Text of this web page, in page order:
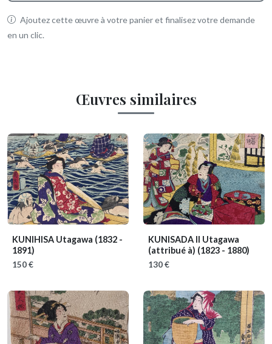
Ajoutez cette œuvre à votre panier et finalisez votre demande
en un clic.
Œuvres similaires
KUNIHISA Utagawa (1832 -
1891)
150 €
KUNISADA II Utagawa
(attribué à) (1823 - 1880)
130 €